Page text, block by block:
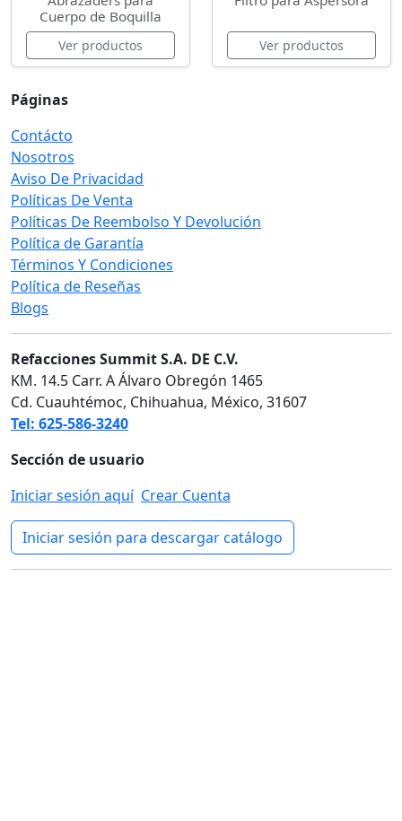
Cuerpo de Boquilla
Ver productos Ver productos
Páginas
Contácto
Nosotros
Aviso De Privacidad
Políticas De Venta
Políticas De Reembolso Y Devolución
Política de Garantía
Términos Y Condiciones
Política de Reseñas
Blogs
Refacciones Summit S.A. DE C.V.
KM. 14.5 Carr. A Álvaro Obregón 1465
Cd. Cuauhtémoc, Chihuahua, México, 31607
Tel: 625-586-3240
Sección de usuario
Iniciar sesión aquí Crear Cuenta
Iniciar sesión para descargar catálogo